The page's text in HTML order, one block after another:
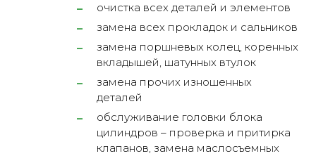
очистка всех деталей и элементов
замена всех прокладок и сальников
замена поршневых колец, коренных
вкладышей, шатунных втулок
замена прочих изношенных
деталей
обслуживание головки блока
цилиндров – проверка и притирка
клапанов, замена маслосъемных